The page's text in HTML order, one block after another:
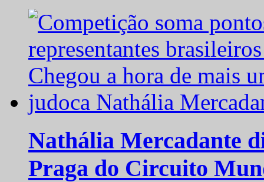
Nathália Mercadante
Praga do Circuito